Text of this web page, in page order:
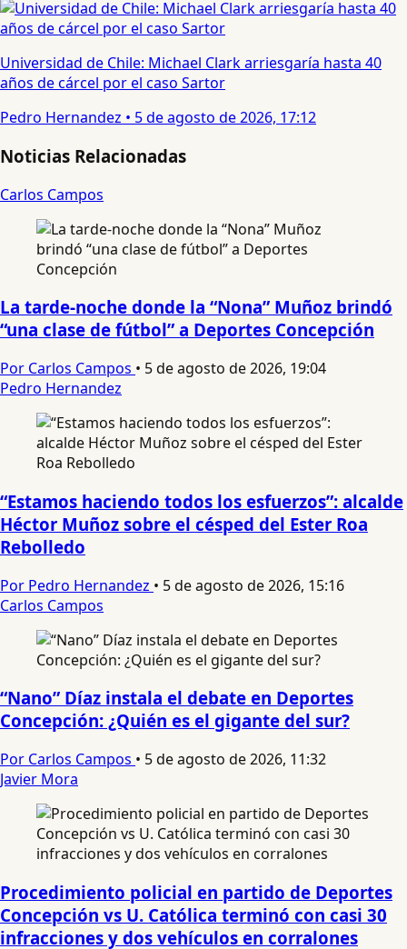
Universidad de Chile: Michael Clark arriesgaría hasta 40
años de cárcel por el caso Sartor
Pedro Hernandez • 5 de agosto de 2026, 17:12
Noticias Relacionadas
Carlos Campos
La tarde-noche donde la “Nona” Muñoz brindó
“una clase de fútbol” a Deportes Concepción
Por Carlos Campos • 5 de agosto de 2026, 19:04
Pedro Hernandez
“Estamos haciendo todos los esfuerzos”: alcalde
Héctor Muñoz sobre el césped del Ester Roa
Rebolledo
Por Pedro Hernandez • 5 de agosto de 2026, 15:16
Carlos Campos
“Nano” Díaz instala el debate en Deportes
Concepción: ¿Quién es el gigante del sur?
Por Carlos Campos • 5 de agosto de 2026, 11:32
Javier Mora
Procedimiento policial en partido de Deportes
Concepción vs U. Católica terminó con casi 30
infracciones y dos vehículos en corralones